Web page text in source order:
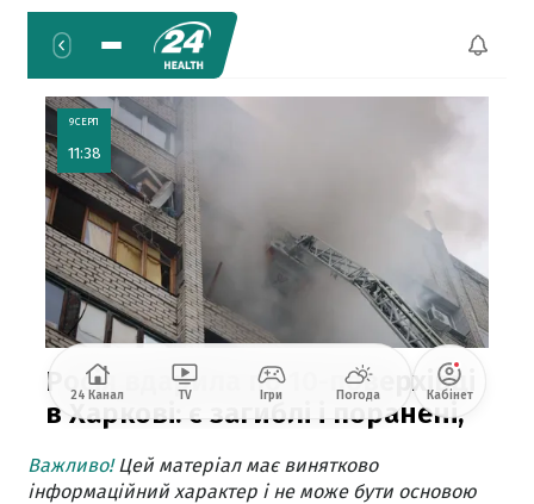
Важливо!Цей матеріал має винятково
інформаційний характер і не може бути основою